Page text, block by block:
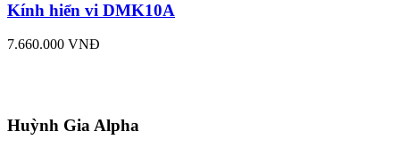
Kính hiển vi DMK10A
7.660.000 VNĐ
Huỳnh Gia Alpha